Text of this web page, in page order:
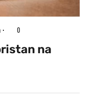
0
na